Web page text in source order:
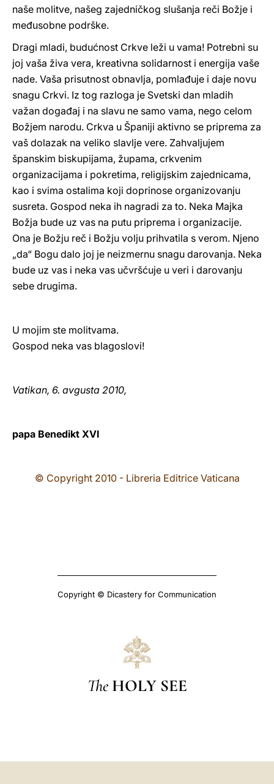
naše molitve, našeg zajedničkog slušanja reči Božje i
međusobne podrške.
Dragi mladi, budućnost Crkve leži u vama! Potrebni su
joj vaša živa vera, kreativna solidarnost i energija vaše
nade. Vaša prisutnost obnavlja, pomlađuje i daje novu
snagu Crkvi. Iz tog razloga je Svetski dan mladih
važan događaj i na slavu ne samo vama, nego celom
Božjem narodu. Crkva u Španiji aktivno se priprema za
vaš dolazak na veliko slavlje vere. Zahvaljujem
španskim biskupijama, župama, crkvenim
organizacijama i pokretima, religijskim zajednicama,
kao i svima ostalima koji doprinose organizovanju
susreta. Gospod neka ih nagradi za to. Neka Majka
Božja bude uz vas na putu priprema i organizacije.
Ona je Božju reč i Božju volju prihvatila s verom. Njeno
„da“ Bogu dalo joj je neizmernu snagu darovanja. Neka
bude uz vas i neka vas učvršćuje u veri i darovanju
sebe drugima.
U mojim ste molitvama.
Gospod neka vas blagoslovi!
Vatikan, 6. avgusta 2010,
papa Benedikt XVI
© Copyright 2010 - Libreria Editrice Vaticana
Copyright © Dicastery for Communication
The HOLY SEE